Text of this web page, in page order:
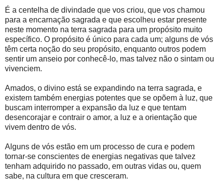
É a centelha de divindade que vos criou, que vos chamou
para a encarnação sagrada e que escolheu estar presente
neste momento na terra sagrada para um propósito muito
específico. O propósito é único para cada um; alguns de vós
têm certa noção do seu propósito, enquanto outros podem
sentir um anseio por conhecê-lo, mas talvez não o sintam ou
vivenciem.
Amados, o divino está se expandindo na terra sagrada, e
existem também energias potentes que se opõem à luz, que
buscam interromper a expansão da luz e que tentam
desencorajar e contrair o amor, a luz e a orientação que
vivem dentro de vós.
Alguns de vós estão em um processo de cura e podem
tornar-se conscientes de energias negativas que talvez
tenham adquirido no passado, em outras vidas ou, quem
sabe, na cultura em que cresceram.